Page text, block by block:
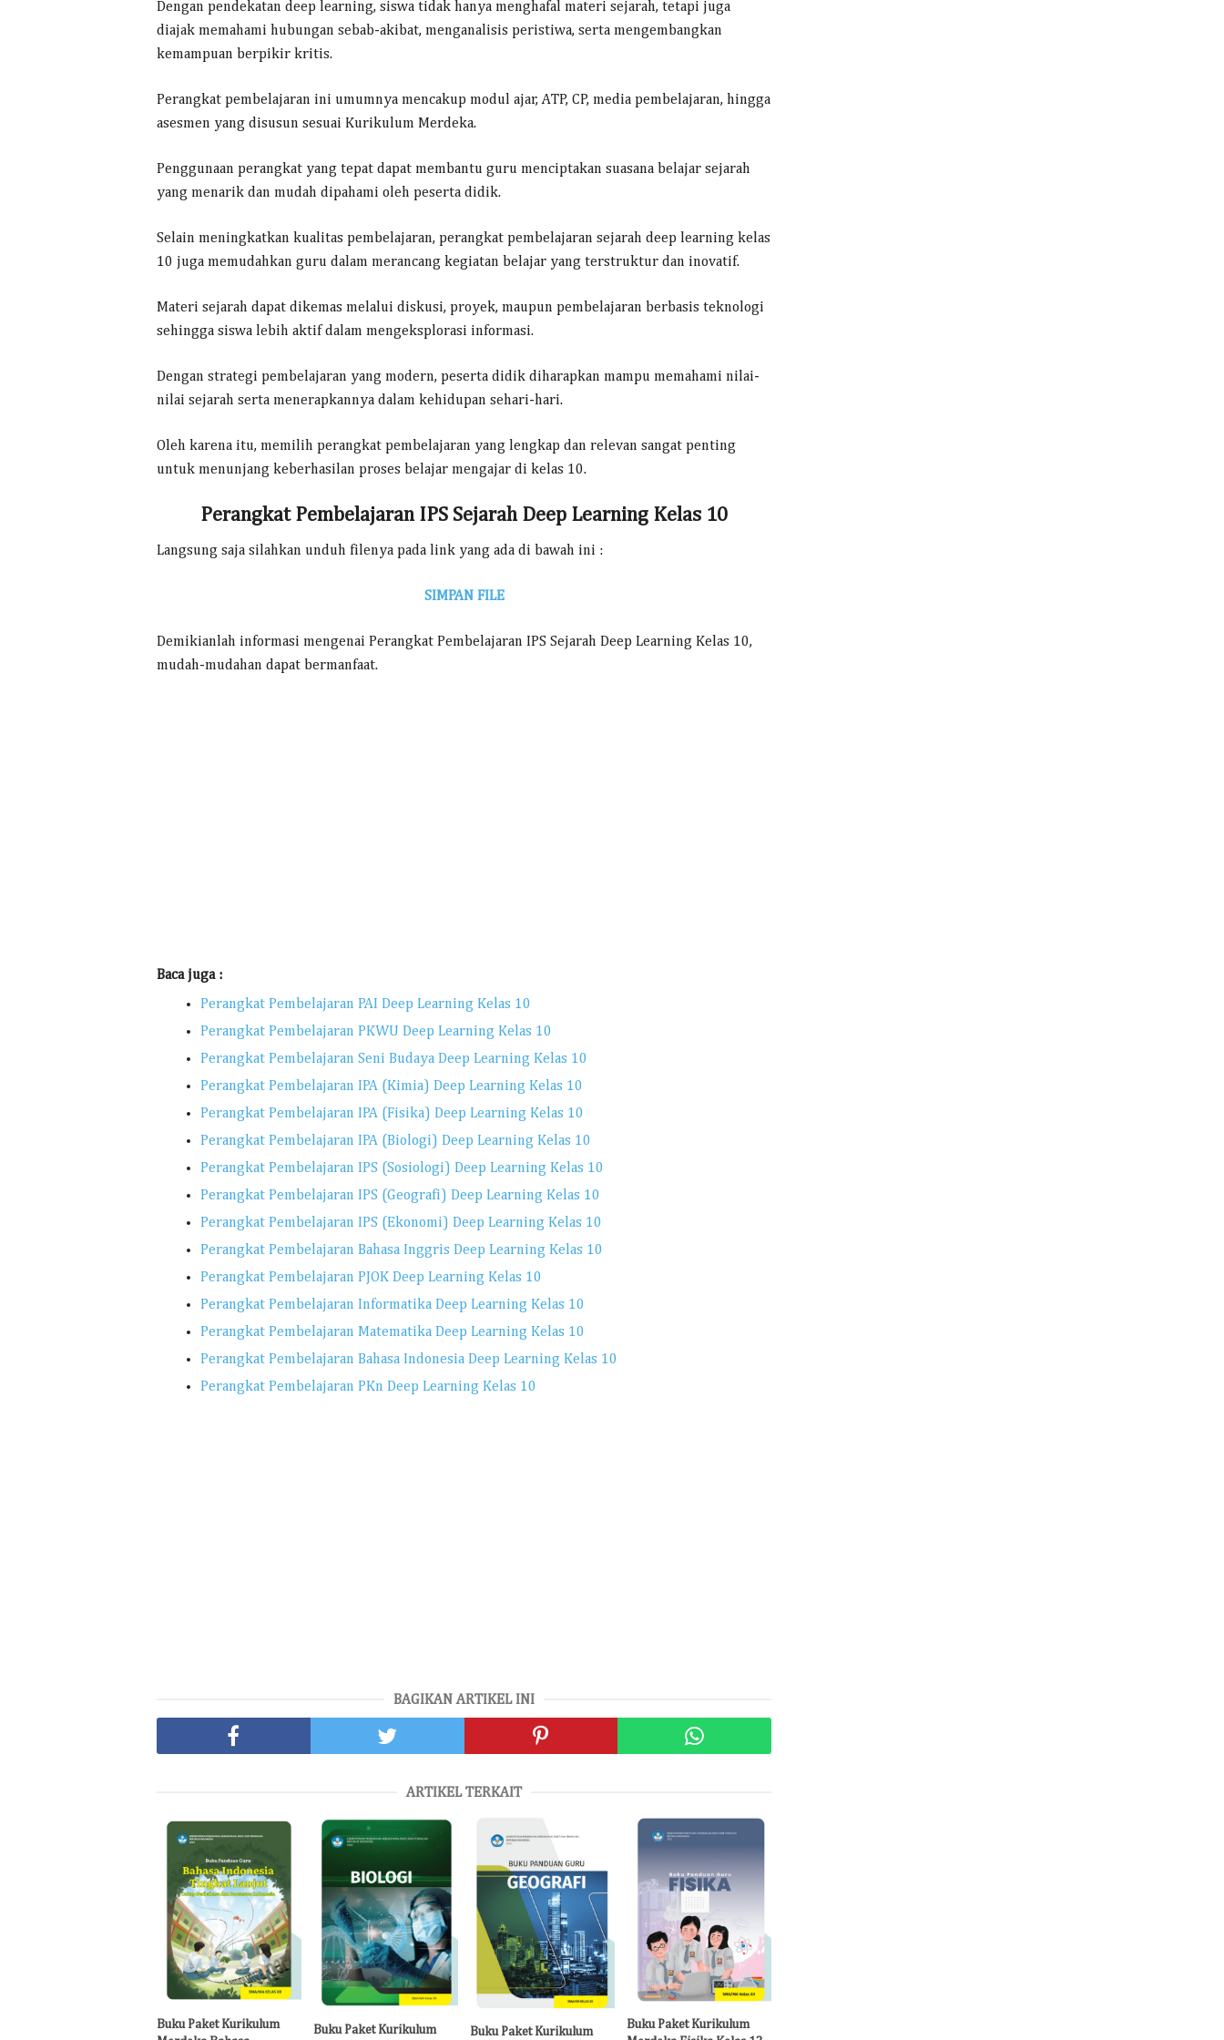
Dengan pendekatan deep learning, siswa tidak hanya menghafal materi sejarah, tetapi juga
diajak memahami hubungan sebab-akibat, menganalisis peristiwa, serta mengembangkan
kemampuan berpikir kritis.
Perangkat pembelajaran ini umumnya mencakup modul ajar, ATP, CP, media pembelajaran, hingga
asesmen yang disusun sesuai Kurikulum Merdeka.
Penggunaan perangkat yang tepat dapat membantu guru menciptakan suasana belajar sejarah
yang menarik dan mudah dipahami oleh peserta didik.
Selain meningkatkan kualitas pembelajaran, perangkat pembelajaran sejarah deep learning kelas
10 juga memudahkan guru dalam merancang kegiatan belajar yang terstruktur dan inovatif.
Materi sejarah dapat dikemas melalui diskusi, proyek, maupun pembelajaran berbasis teknologi
sehingga siswa lebih aktif dalam mengeksplorasi informasi.
Dengan strategi pembelajaran yang modern, peserta didik diharapkan mampu memahami nilai-
nilai sejarah serta menerapkannya dalam kehidupan sehari-hari.
Oleh karena itu, memilih perangkat pembelajaran yang lengkap dan relevan sangat penting
untuk menunjang keberhasilan proses belajar mengajar di kelas 10.
Perangkat Pembelajaran IPS Sejarah Deep Learning Kelas 10
Langsung saja silahkan unduh filenya pada link yang ada di bawah ini :
SIMPAN FILE
Demikianlah informasi mengenai Perangkat Pembelajaran IPS Sejarah Deep Learning Kelas 10,
mudah-mudahan dapat bermanfaat.
Baca juga :
Perangkat Pembelajaran PAI Deep Learning Kelas 10
Perangkat Pembelajaran PKWU Deep Learning Kelas 10
Perangkat Pembelajaran Seni Budaya Deep Learning Kelas 10
Perangkat Pembelajaran IPA (Kimia) Deep Learning Kelas 10
Perangkat Pembelajaran IPA (Fisika) Deep Learning Kelas 10
Perangkat Pembelajaran IPA (Biologi) Deep Learning Kelas 10
Perangkat Pembelajaran IPS (Sosiologi) Deep Learning Kelas 10
Perangkat Pembelajaran IPS (Geografi) Deep Learning Kelas 10
Perangkat Pembelajaran IPS (Ekonomi) Deep Learning Kelas 10
Perangkat Pembelajaran Bahasa Inggris Deep Learning Kelas 10
Perangkat Pembelajaran PJOK Deep Learning Kelas 10
Perangkat Pembelajaran Informatika Deep Learning Kelas 10
Perangkat Pembelajaran Matematika Deep Learning Kelas 10
Perangkat Pembelajaran Bahasa Indonesia Deep Learning Kelas 10
Perangkat Pembelajaran PKn Deep Learning Kelas 10
BAGIKAN ARTIKEL INI
ARTIKEL TERKAIT
Buku Paket Kurikulum
Buku Paket Kurikulum Buku Paket Kurikulum
Buku Paket Kurikulum